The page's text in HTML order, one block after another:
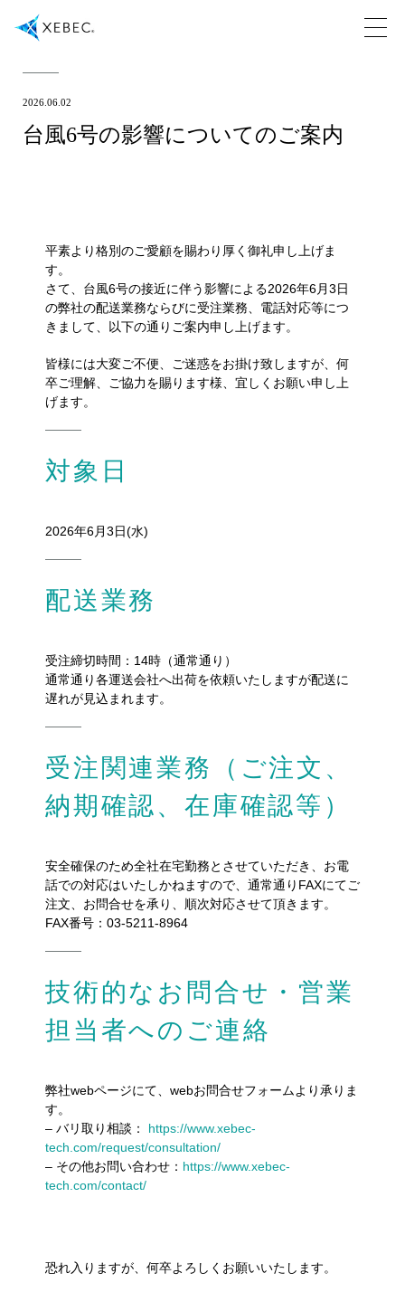
2026.06.02
台風6号の影響についてのご案内
平素より格別のご愛顧を賜わり厚く御礼申し上げま
す。
さて、台風6号の接近に伴う影響による2026年6月3日
の弊社の配送業務ならびに受注業務、電話対応等につ
きまして、以下の通りご案内申し上げます。
皆様には大変ご不便、ご迷惑をお掛け致しますが、何
卒ご理解、ご協力を賜ります様、宜しくお願い申し上
げます。
対象日
2026年6月3日(水)
配送業務
受注締切時間：14時（通常通り）
通常通り各運送会社へ出荷を依頼いたしますが配送に
遅れが見込まれます。
受注関連業務（ご注文、
納期確認、在庫確認等）
安全確保のため全社在宅勤務とさせていただき、お電
話での対応はいたしかねますので、通常通りFAXにてご
注文、お問合せを承り、順次対応させて頂きます。
FAX番号：03-5211-8964
技術的なお問合せ・営業
担当者へのご連絡
弊社webページにて、webお問合せフォームより承りま
す。
– バリ取り相談： https://www.xebec-
tech.com/request/consultation/
– その他お問い合わせ： https://www.xebec-
tech.com/contact/
恐れ入りますが、何卒よろしくお願いいたします。